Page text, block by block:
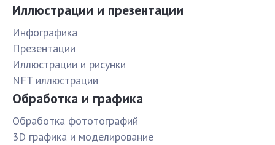
Иллюстрации и презентации
Инфографика
Презентации
Иллюстрации и рисунки
NFT иллюстрации
Обработка и графика
Обработка фототографий
3D графика и моделирование